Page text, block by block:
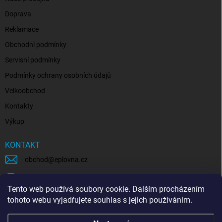
Tento web používá soubory cookie. Dalším procházením
tohoto webu vyjadřujete souhlas s jejich používáním.
Doprava
Reklamace
Obchodní podmínky
Servisní podmínky
Podmínky ochrany osobních údajů
Velkoobchod
Kontakty
Výkup
KONTAKT
obchod @eplovna.cz
eplovna.cz